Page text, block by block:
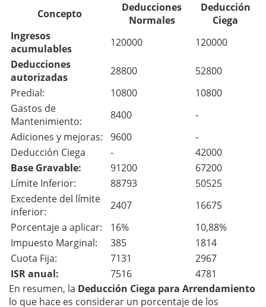
Concepto
Deducciones
Normales
Deducción
Ciega
Ingresos
acumulables
120000
120000
Deducciones
autorizadas
28800
52800
Predial:
10800
10800
Gastos de
Mantenimiento:
8400
-
Adiciones y mejoras:
9600
-
Deducción Ciega
-
42000
Base Gravable:
91200
67200
Límite Inferior:
88793
50525
Excedente del límite
inferior:
2407
16675
Porcentaje a aplicar:
16%
10,88%
Impuesto Marginal:
385
1814
Cuota Fija:
7131
2967
ISR anual:
7516
4781
En resumen, la Deducción Ciega para Arrendamiento
lo que hace es considerar un porcentaje de los